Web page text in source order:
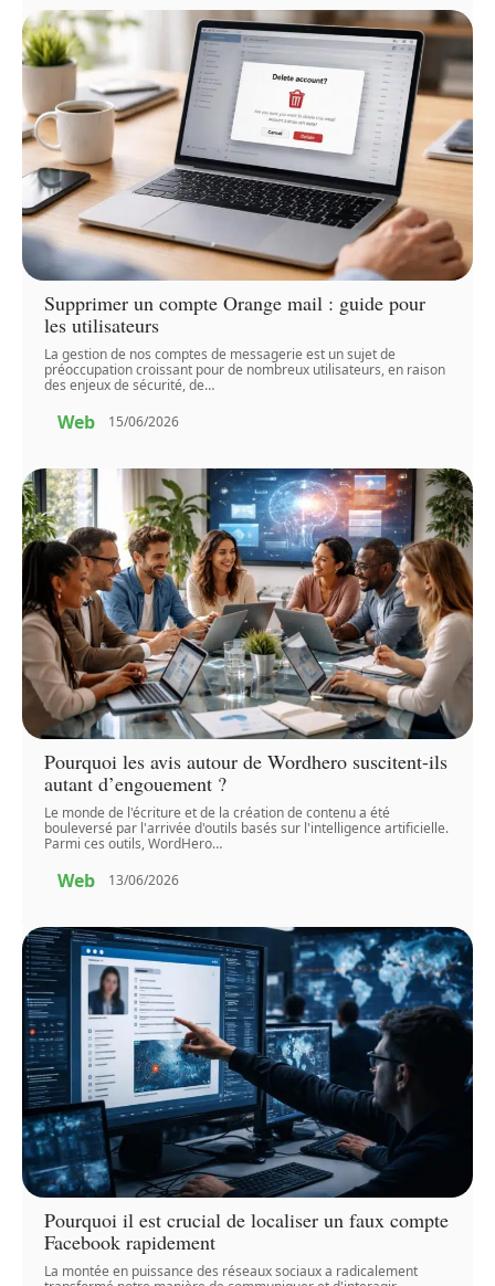
Supprimer un compte Orange mail : guide pour
les utilisateurs
La gestion de nos comptes de messagerie est un sujet de
préoccupation croissant pour de nombreux utilisateurs, en raison
des enjeux de sécurité, de…
Web 15/06/2026
Pourquoi les avis autour de Wordhero suscitent-ils
autant d’engouement ?
Le monde de l'écriture et de la création de contenu a été
bouleversé par l'arrivée d'outils basés sur l'intelligence artificielle.
Parmi ces outils, WordHero…
Web 13/06/2026
Pourquoi il est crucial de localiser un faux compte
Facebook rapidement
La montée en puissance des réseaux sociaux a radicalement